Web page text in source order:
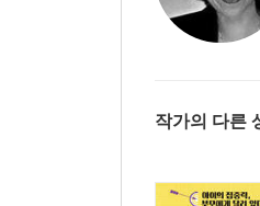
- 노년기
자존감, 남성과 여
사랑과 존중은 다
작가의 다른